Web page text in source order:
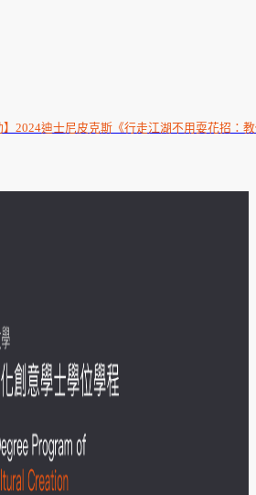
】2024迪士尼皮克斯《行走江湖不用耍花招：